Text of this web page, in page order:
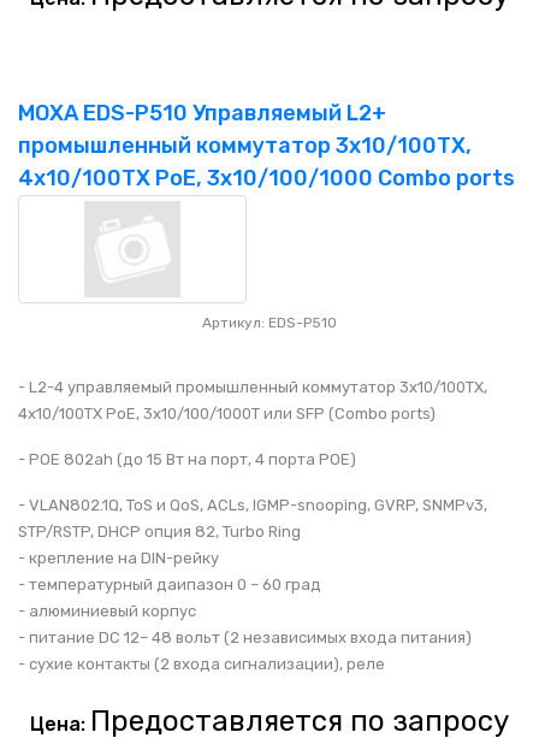
MOXA EDS-P510 Управляемый L2+
промышленный коммутатор 3x10/100TX,
4x10/100TX PoE, 3x10/100/1000 Combo ports
Артикул: EDS-P510
- L2-4 управляемый промышленный коммутатор 3x10/100TX,
4x10/100TX PoE, 3x10/100/1000T или SFP (Combo ports)
- POE 802ah (до 15 Вт на порт, 4 порта POE)
- VLAN802.1Q, ToS и QoS, ACLs, IGMP-snooping, GVRP, SNMPv3,
STP/RSTP, DHCP опция 82, Turbo Ring
- крепление на DIN-рейку
- температурный даипазон 0 – 60 град
- алюминиевый корпус
- питание DC 12– 48 вольт (2 независимых входа питания)
- сухие контакты (2 входа сигнализации), реле
Цена: Предоставляется по запросу